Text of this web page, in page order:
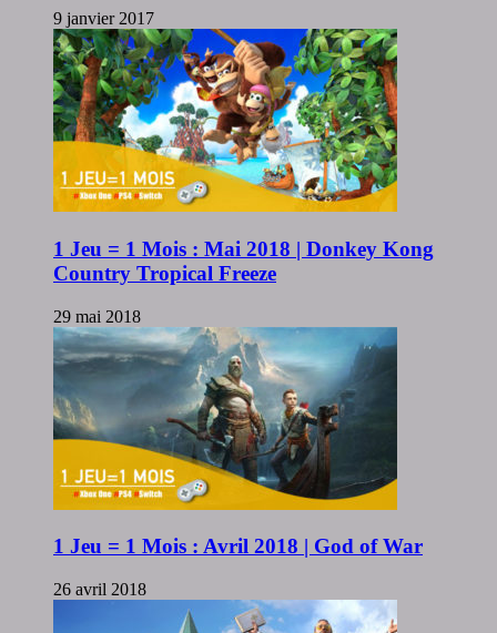
9 janvier 2017
1 Jeu = 1 Mois : Mai 2018 | Donkey Kong
Country Tropical Freeze
29 mai 2018
1 Jeu = 1 Mois : Avril 2018 | God of War
26 avril 2018